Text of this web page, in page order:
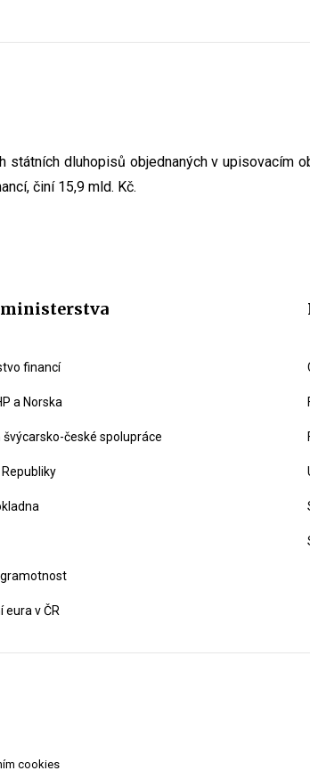
státních dluhopisů objednaných v upisovacím
činí 15,9 mld. Kč.
ministerstva
financí
a Norska
švýcarsko-české spolupráce
gramotnost
eura v ČR
cookies